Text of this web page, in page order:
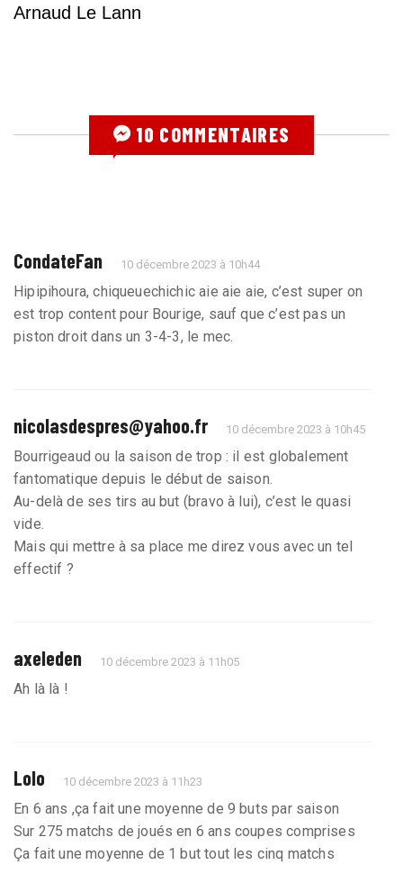
Arnaud Le Lann
10 COMMENTAIRES
CondateFan 10 décembre 2023 à 10h44
Hipipihoura, chiqueuechichic aie aie aie, c’est super on
est trop content pour Bourige, sauf que c’est pas un
piston droit dans un 3-4-3, le mec.
nicolasdespres@yahoo.fr 10 décembre 2023 à 10h45
Bourrigeaud ou la saison de trop : il est globalement
fantomatique depuis le début de saison.
Au-delà de ses tirs au but (bravo à lui), c’est le quasi
vide.
Mais qui mettre à sa place me direz vous avec un tel
effectif ?
axeleden 10 décembre 2023 à 11h05
Ah là là !
Lolo 10 décembre 2023 à 11h23
En 6 ans ,ça fait une moyenne de 9 buts par saison
Sur 275 matchs de joués en 6 ans coupes comprises
Ça fait une moyenne de 1 but tout les cinq matchs